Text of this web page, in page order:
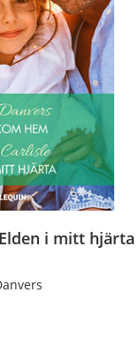
i mitt hjärta